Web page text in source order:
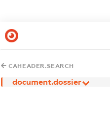
CAHEADER.SEARCH
document.dossier